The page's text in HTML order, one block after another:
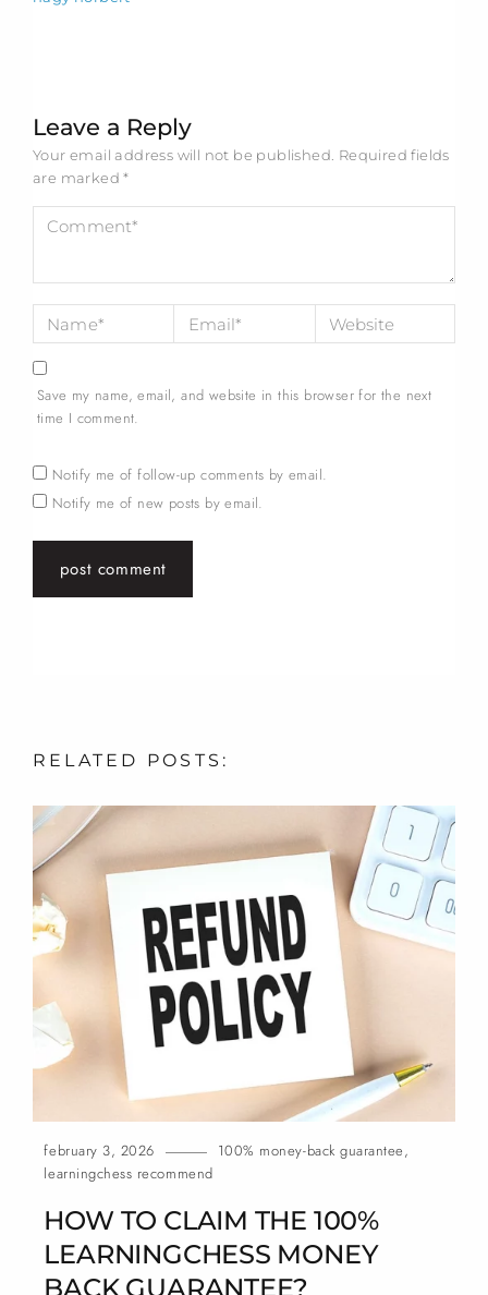
Leave a Reply
Your email address will not be published. Required fields
are marked*
Save my name, email, and website in this browser for the next
time I comment.
Notify me of follow-up comments by email.
Notify me of new posts by email.
RELATED POSTS:
february 3, 2026 100% money-back guarantee,
learningchess recommend
HOW TO CLAIM THE 100%
LEARNINGCHESS MONEY
BACK GUARANTEE?